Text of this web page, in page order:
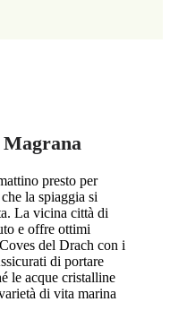
presto per
la spiaggia si
La vicina città di
e offre ottimi
del Drach con i
di portare
le acque cristalline
di vita marina